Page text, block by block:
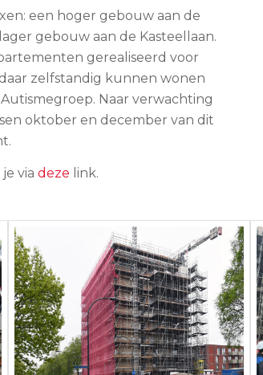
een hoger gebouw aan de
gebouw aan de Kasteellaan.
gerealiseerd voor
zelfstandig kunnen wonen
Naar verwachting
oktober en december van dit
via deze link.